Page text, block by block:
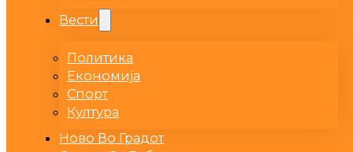
Вести
Политика
Економија
Спорт
Култура
Ново Во Градот